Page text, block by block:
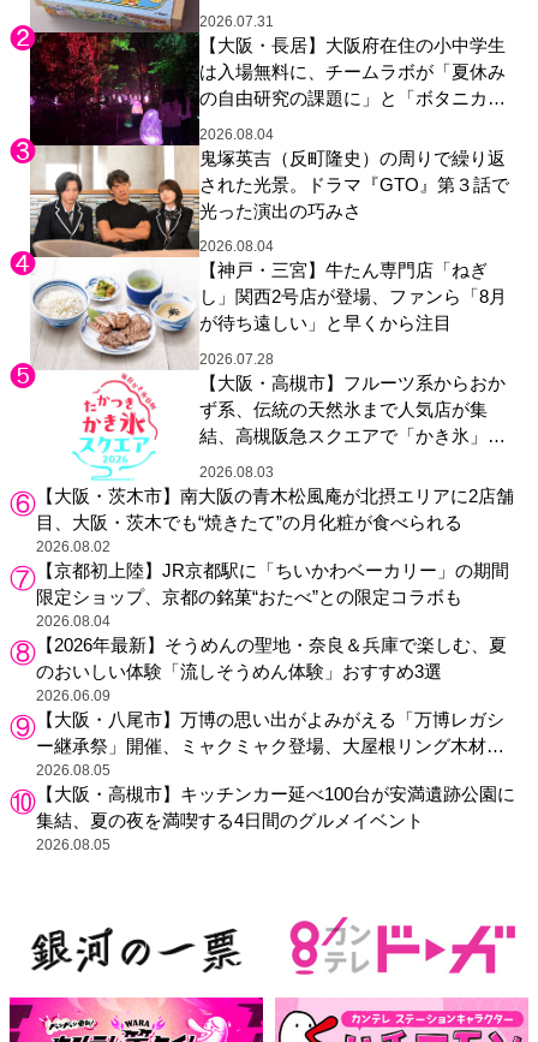
やグッズが登場
2026.07.31
【大阪・長居】大阪府在住の小中学生
は入場無料に、チームラボが「夏休み
の自由研究の課題に」と「ボタニカル
ガーデン 大阪」へ招待
2026.08.04
鬼塚英吉（反町隆史）の周りで繰り返
された光景。ドラマ『GTO』第３話で
光った演出の巧みさ
2026.08.04
【神戸・三宮】牛たん専門店「ねぎ
し」関西2号店が登場、ファンら「8月
が待ち遠しい」と早くから注目
2026.07.28
【大阪・高槻市】フルーツ系からおか
ず系、伝統の天然氷まで人気店が集
結、高槻阪急スクエアで「かき氷」祭
り
2026.08.03
【大阪・茨木市】南大阪の青木松風庵が北摂エリアに2店舗
目、大阪・茨木でも“焼きたて”の月化粧が食べられる
2026.08.02
【京都初上陸】JR京都駅に「ちいかわベーカリー」の期間
限定ショップ、京都の銘菓“おたべ”との限定コラボも
2026.08.04
【2026年最新】そうめんの聖地・奈良＆兵庫で楽しむ、夏
のおいしい体験「流しそうめん体験」おすすめ3選
2026.06.09
【大阪・八尾市】万博の思い出がよみがえる「万博レガシ
ー継承祭」開催、ミャクミャク登場、大屋根リング木材展
示も
2026.08.05
【大阪・高槻市】キッチンカー延べ100台が安満遺跡公園に
集結、夏の夜を満喫する4日間のグルメイベント
2026.08.05